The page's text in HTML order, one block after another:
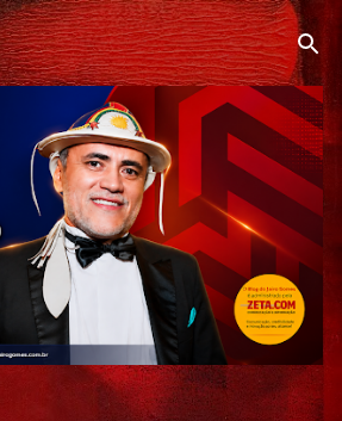
o conteúdo principal